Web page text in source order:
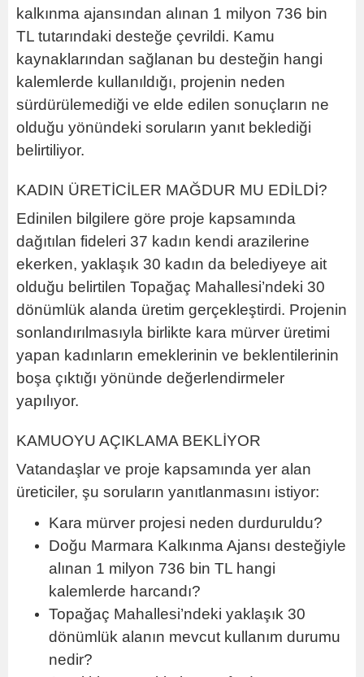
kalkınma ajansından alınan 1 milyon 736 bin
TL tutarındaki desteğe çevrildi. Kamu
kaynaklarından sağlanan bu desteğin hangi
kalemlerde kullanıldığı, projenin neden
sürdürülemediği ve elde edilen sonuçların ne
olduğu yönündeki soruların yanıt beklediği
belirtiliyor.
KADIN ÜRETİCİLER MAĞDUR MU EDİLDİ?
Edinilen bilgilere göre proje kapsamında
dağıtılan fideleri 37 kadın kendi arazilerine
ekerken, yaklaşık 30 kadın da belediyeye ait
olduğu belirtilen Topağaç Mahallesi’ndeki 30
dönümlük alanda üretim gerçekleştirdi. Projenin
sonlandırılmasıyla birlikte kara mürver üretimi
yapan kadınların emeklerinin ve beklentilerinin
boşa çıktığı yönünde değerlendirmeler
yapılıyor.
KAMUOYU AÇIKLAMA BEKLİYOR
Vatandaşlar ve proje kapsamında yer alan
üreticiler, şu soruların yanıtlanmasını istiyor:
Kara mürver projesi neden durduruldu?
Doğu Marmara Kalkınma Ajansı desteğiyle
alınan 1 milyon 736 bin TL hangi
kalemlerde harcandı?
Topağaç Mahallesi’ndeki yaklaşık 30
dönümlük alanın mevcut kullanım durumu
nedir?